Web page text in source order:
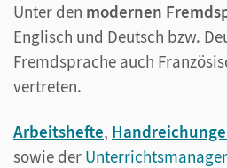
Unter den modernen
Englisch und Deutsch bzw.
Fremdsprache auch
vertreten.
Arbeitshefte,
sowie der Unterrichtsmanager